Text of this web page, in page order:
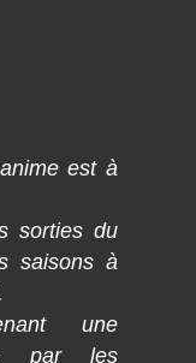
est à
sorties du
saisons à
une
par les